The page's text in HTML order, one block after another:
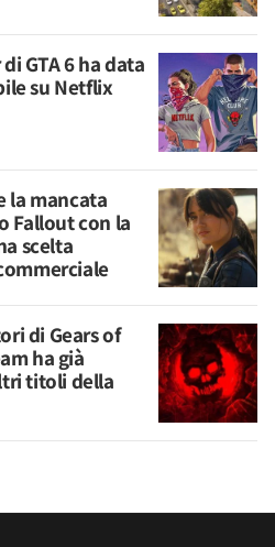
GTA 6 ha data
su Netflix
la mancata
Fallout con la
scelta
di Gears of
ha già
titoli della